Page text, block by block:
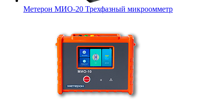
Метерон МИО-20 Трехфазный микроомметр